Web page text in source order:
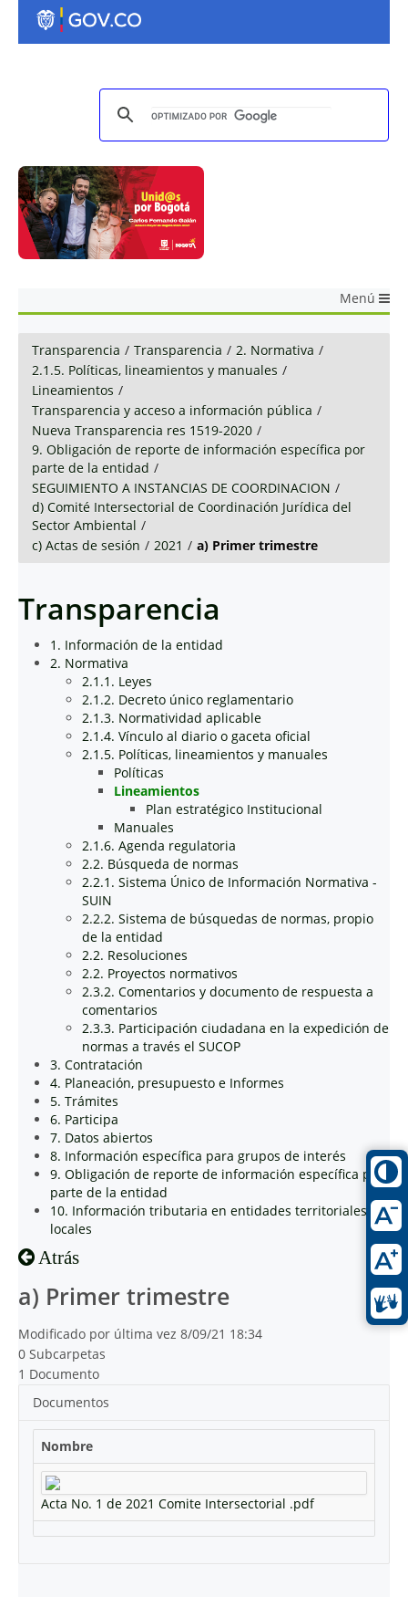
Menú
Transparencia / Transparencia / 2. Normativa /
2.1.5. Políticas, lineamientos y manuales /
Lineamientos /
Transparencia y acceso a información pública /
Nueva Transparencia res 1519-2020 /
9. Obligación de reporte de información específica por
parte de la entidad /
SEGUIMIENTO A INSTANCIAS DE COORDINACION /
d) Comité Intersectorial de Coordinación Jurídica del
Sector Ambiental /
c) Actas de sesión / 2021 / a) Primer trimestre
Transparencia
1. Información de la entidad
2. Normativa
2.1.1. Leyes
2.1.2. Decreto único reglamentario
2.1.3. Normatividad aplicable
2.1.4. Vínculo al diario o gaceta oficial
2.1.5. Políticas, lineamientos y manuales
Políticas
Lineamientos
Plan estratégico Institucional
Manuales
2.1.6. Agenda regulatoria
2.2. Búsqueda de normas
2.2.1. Sistema Único de Información Normativa -
SUIN
2.2.2. Sistema de búsquedas de normas, propio
de la entidad
2.2. Resoluciones
2.2. Proyectos normativos
2.3.2. Comentarios y documento de respuesta a
comentarios
2.3.3. Participación ciudadana en la expedición de
normas a través el SUCOP
3. Contratación
4. Planeación, presupuesto e Informes
5. Trámites
6. Participa
7. Datos abiertos
8. Información específica para grupos de interés
9. Obligación de reporte de información específica por
parte de la entidad
10. Información tributaria en entidades territoriales
locales
Atrás
a) Primer trimestre
Modificado por última vez 8/09/21 18:34
0 Subcarpetas
1 Documento
Documentos
Nombre
Acta No. 1 de 2021 Comite Intersectorial .pdf